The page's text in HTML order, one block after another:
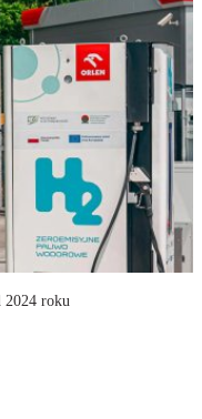
2024 roku